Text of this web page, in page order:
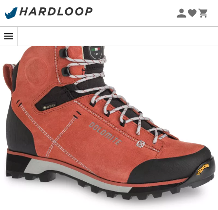
-5% Extra - Kode Summer5
Med 54 Hike EVO GTX vandresko åbner du op for nye
muligheder og kan udforske nye horisonter. Disse sko til
kvinderfra mærketDolomiteer ideelle på grund af
deres greb og stabilitet på alle typer terræn. Alsidige,